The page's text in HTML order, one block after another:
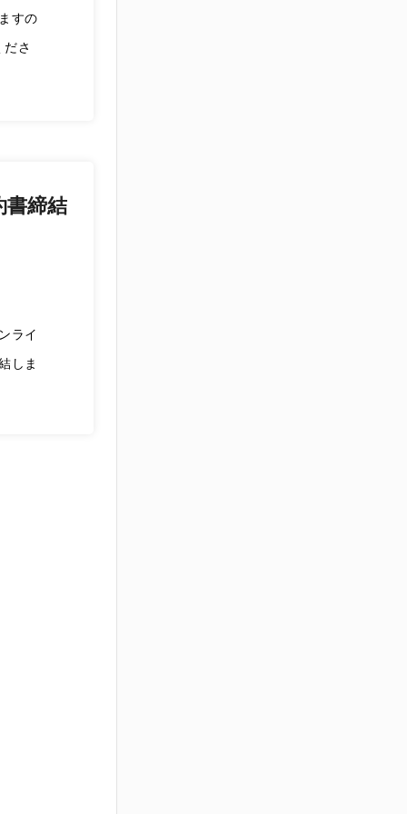
すの
さ
書締結
ライ
しま